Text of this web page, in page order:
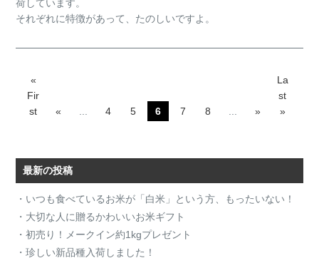
荷しています。
それぞれに特徴があって、たのしいですよ。
«
Fir
st
« 4 5 6 7 8 »
La
st
»
最新の投稿
・いつも食べているお米が「白米」という方、もったいない！
・大切な人に贈るかわいいお米ギフト
・初売り！メークイン約1kgプレゼント
・珍しい新品種入荷しました！